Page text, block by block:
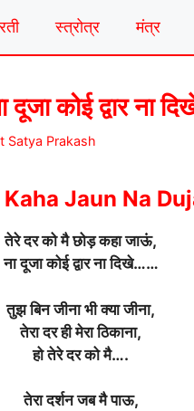
स्त्रोत्र मंत्र
कोई द्वार ना
Satya Prakash
Jaun Na
तेरे दर को मै छोड़ कहा जाऊं,
ना दूजा कोई द्वार ना दिखे……
तुझ बिन जीना भी क्या जीना,
तेरा दर ही मेरा ठिकाना,
हो तेरे दर को मै….
तेरा दर्शन जब मै पाऊ,